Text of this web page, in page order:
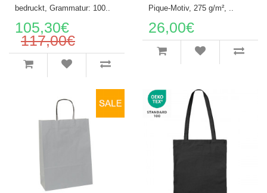
bedruckt, Grammatur: 100..
105,30€
117,00€
Pique-Motiv, 275 g/m², ..
26,00€